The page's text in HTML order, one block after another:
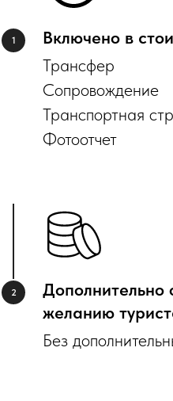
Включено в
Трансфер
Сопровождение
Транспортная
Фотоотчет
Дополнительно
желанию
Без